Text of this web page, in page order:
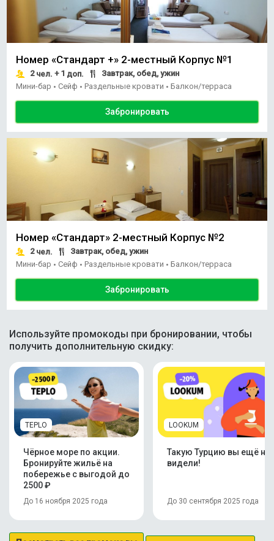
Номер «Стандарт +» 2-местный Корпус №1
2чел. + 1 доп.
Завтрак, обед, ужин
Мини-бар • Сейф • Раздельные кровати • Балкон/терраса
Забронировать
Номер «Стандарт» 2-местный Корпус №2
2чел.
Завтрак, обед, ужин
Мини-бар • Сейф • Раздельные кровати • Балкон/терраса
Забронировать
Используйте промокоды при бронировании, чтобы
получить дополнительную скидку:
TEPLO
Чёрное море по акции.
Бронируйте жильё на
побережье с выгодой до
2500 ₽
До 16 ноября 2025 года
LOOKUM
Такую Турцию вы ещё не
видели!
До 30 сентября 2025 года